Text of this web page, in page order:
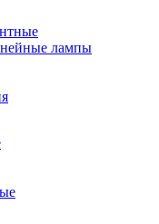
лампы